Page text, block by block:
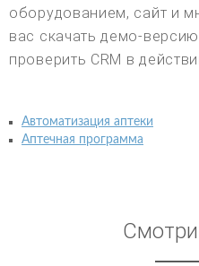
оборудованием, сайт и
вас скачать демо-
проверить CRM в
Автоматизация аптеки
Аптечная программа